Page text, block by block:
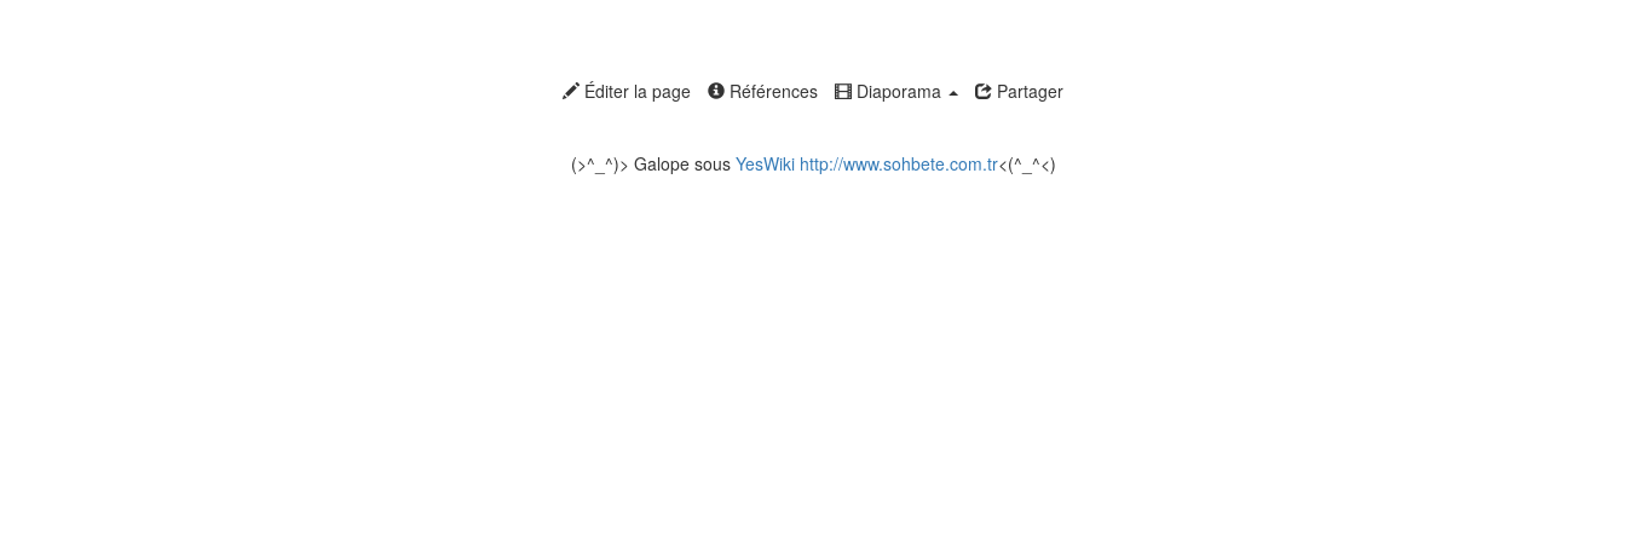
Éditer la page Références Diaporama Partager
(>^_^)> Galope sous YesWiki http://www.sohbete.com.tr<(^_^<)